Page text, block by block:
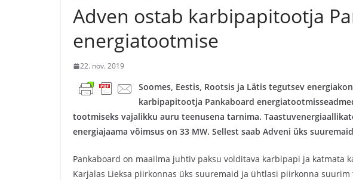
Adven ostab karbipapitootja
energiatootmise
22. nov. 2019
Soomes, Eestis, Rootsis ja Lätis tegutsev
karbipapitootja Pankaboard
tootmiseks vajalikku auru teenusena tarnima.
energiajaama võimsus on 33 MW. Sellest saab Adveni üks
Pankaboard on maailma juhtiv paksu volditava karbipapi ja katmata
Karjalas Lieksa piirkonnas üks suuremaid ja ühtlasi piirkonna